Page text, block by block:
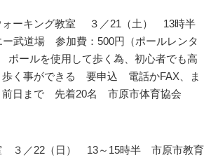
ォーキング教室 ３／21（土） 13時半
武道場 参加費：500円（ポールレンタ
ポールを使用して歩く為、初心者でも高
歩く事ができる 要申込 電話かFAX、ま
前日まで 先着20名 市原市体育協会
３／22（日） 13～15時半 市原市教育